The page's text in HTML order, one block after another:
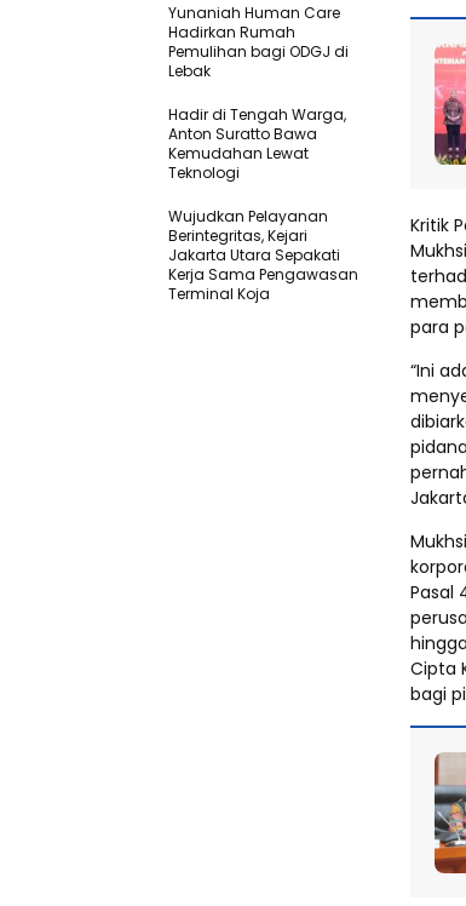
Kritik
para
“Ini
Pasal
Cipta
bagi
Yunaniah Human Care
Hadirkan Rumah
Pemulihan bagi ODGJ di
Lebak
Hadir di Tengah Warga,
Anton Suratto Bawa
Kemudahan Lewat
Teknologi ​
Wujudkan Pelayanan
Berintegritas, Kejari
Jakarta Utara Sepakati
Kerja Sama Pengawasan
Terminal Koja